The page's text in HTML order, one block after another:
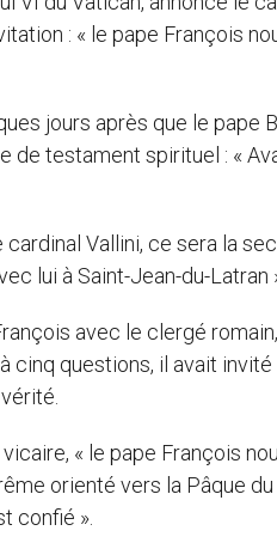
: « le pape François
jours après que le pape
de testament spirituel : «
Vallini, ce sera la
lui à Saint-Jean-du-Latran
avec le clergé
cinq questions, il avait
« le pape François
orienté vers la Pâque
confié ».